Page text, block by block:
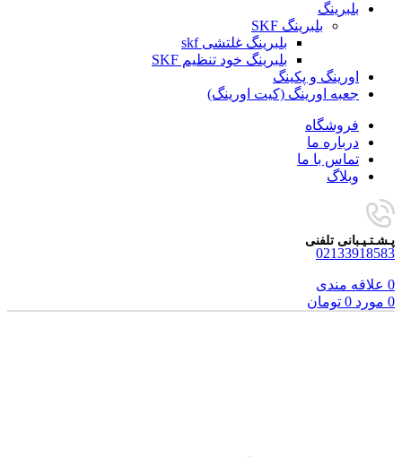
بلبرینگ
بلبرینگ SKF
بلبرینگ غلتشی skf
بلبرینگ خود تنظیم SKF
اورینگ و پکینگ
جعبه اورینگ (کیت اورینگ)
فروشگاه
درباره ما
تماس با ما
وبلاگ
پـشـتـیـبانی تلفنی
02133918583
0 علاقه مندی
0 مورد 0 تومان